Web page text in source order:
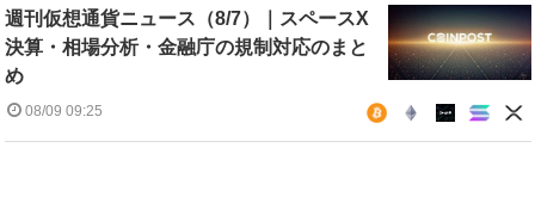
週刊仮想通貨ニュース（8/7）｜スペースX
決算・相場分析・金融庁の規制対応のまと
め
08/09 09:25